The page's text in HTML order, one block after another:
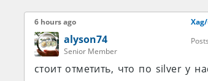
6 hours ago
alyson74
Senior Member
Posts
стоит отметить, что по silver у